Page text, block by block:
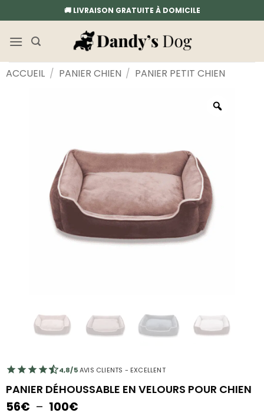
au
contenu
🚚 LIVRAISON GRATUITE À DOMICILE
ACCUEIL / PANIER CHIEN / PANIER PETIT CHIEN
4,8/5AVIS CLIENTS - EXCELLENT
PANIER DÉHOUSSABLE EN VELOURS POUR CHIEN
56€ – 100€Plage